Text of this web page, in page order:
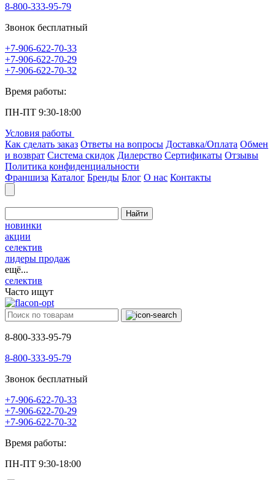
8-800-333-95-79
Звонок бесплатный
+7-906-622-70-33
+7-906-622-70-29
+7-906-622-70-32
Время работы:
ПН-ПТ 9:30-18:00
Условия работы
Как сделать заказ Ответы на вопросы Доставка/Оплата Обмен
и возврат Система скидок Дилерство Сертификаты Отзывы
Политика конфиденциальности
Франшиза Каталог Бренды Блог О нас Контакты
Найти
новинки
акции
селектив
лидеры продаж
ещё...
селектив
Часто ищут
8-800-333-95-79
8-800-333-95-79
Звонок бесплатный
+7-906-622-70-33
+7-906-622-70-29
+7-906-622-70-32
Время работы:
ПН-ПТ 9:30-18:00